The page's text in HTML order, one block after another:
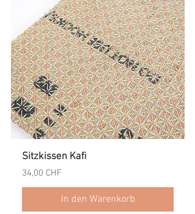
Sitzkissen Kafi
Preis
34,00 CHF
In den Warenkorb